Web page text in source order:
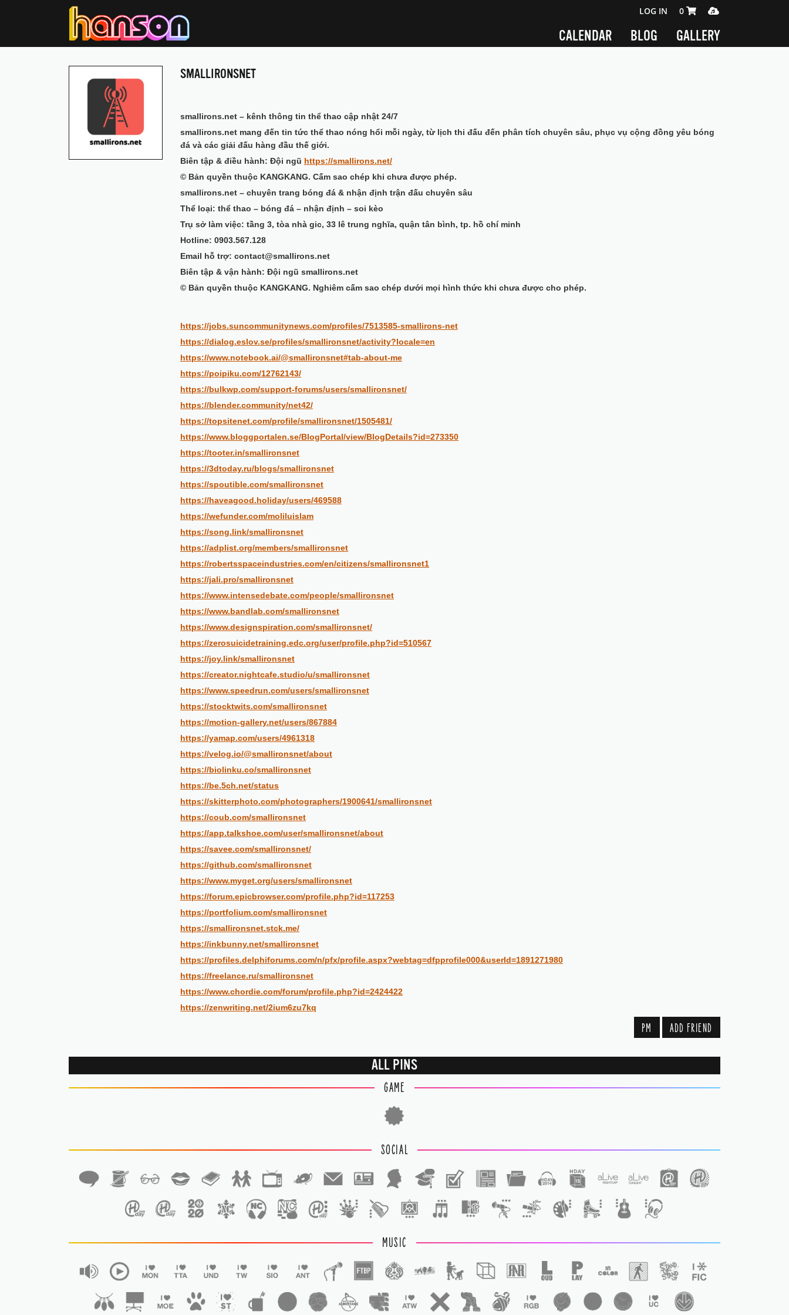
CALENDAR BLOG GALLERY
LOG IN SHOPPING CART 0 ITEMS
0 MEDIA PLAYER
SMALLIRONSNET
smallirons.net – kênh thông tin thể thao cập nhật 24/7
smallirons.net mang đến tin tức thể thao nóng hổi mỗi ngày, từ lịch thi đấu đến phân tích chuyên sâu, phục vụ cộng đồng yêu bóng
đá và các giải đấu hàng đầu thế giới.
Biên tập & điều hành: Đội ngũ https://smallirons.net/
© Bản quyền thuộc KANGKANG. Cấm sao chép khi chưa được phép.
smallirons.net – chuyên trang bóng đá & nhận định trận đấu chuyên sâu
Thể loại: thể thao – bóng đá – nhận định – soi kèo
Trụ sở làm việc: tầng 3, tòa nhà gic, 33 lê trung nghĩa, quận tân bình, tp. hồ chí minh
Hotline: 0903.567.128
Email hỗ trợ: contact@smallirons.net
Biên tập & vận hành: Đội ngũ smallirons.net
© Bản quyền thuộc KANGKANG. Nghiêm cấm sao chép dưới mọi hình thức khi chưa được cho phép.
https://jobs.suncommunitynews.com/profiles/7513585-smallirons-net
https://dialog.eslov.se/profiles/smallironsnet/activity?locale=en
https://www.notebook.ai/@smallironsnet#tab-about-me
https://poipiku.com/12762143/
https://bulkwp.com/support-forums/users/smallironsnet/
https://blender.community/net42/
https://topsitenet.com/profile/smallironsnet/1505481/
https://www.bloggportalen.se/BlogPortal/view/BlogDetails?id=273350
https://tooter.in/smallironsnet
https://3dtoday.ru/blogs/smallironsnet
https://spoutible.com/smallironsnet
https://haveagood.holiday/users/469588
https://wefunder.com/moliluislam
https://song.link/smallironsnet
https://adplist.org/members/smallironsnet
https://robertsspaceindustries.com/en/citizens/smallironsnet1
https://jali.pro/smallironsnet
https://www.intensedebate.com/people/smallironsnet
https://www.bandlab.com/smallironsnet
https://www.designspiration.com/smallironsnet/
https://zerosuicidetraining.edc.org/user/profile.php?id=510567
https://joy.link/smallironsnet
https://creator.nightcafe.studio/u/smallironsnet
https://www.speedrun.com/users/smallironsnet
https://stocktwits.com/smallironsnet
https://motion-gallery.net/users/867884
https://yamap.com/users/4961318
https://velog.io/@smallironsnet/about
https://biolinku.co/smallironsnet
https://be.5ch.net/status
https://skitterphoto.com/photographers/1900641/smallironsnet
https://coub.com/smallironsnet
https://app.talkshoe.com/user/smallironsnet/about
https://savee.com/smallironsnet/
https://github.com/smallironsnet
https://www.myget.org/users/smallironsnet
https://forum.epicbrowser.com/profile.php?id=117253
https://portfolium.com/smallironsnet
https://smallironsnet.stck.me/
https://inkbunny.net/smallironsnet
https://profiles.delphiforums.com/n/pfx/profile.aspx?webtag=dfpprofile000&userId=1891271980
https://freelance.ru/smallironsnet
https://www.chordie.com/forum/profile.php?id=2424422
https://zenwriting.net/2ium6zu7kq
PM ADD FRIEND
ALL PINS
GAME
SOCIAL
MUSIC